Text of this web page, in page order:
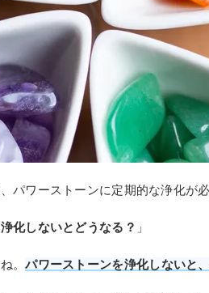
パワーストーンに定期的な浄化が
化しないとどうなる？ 」
。パワーストーンを浄化しないと